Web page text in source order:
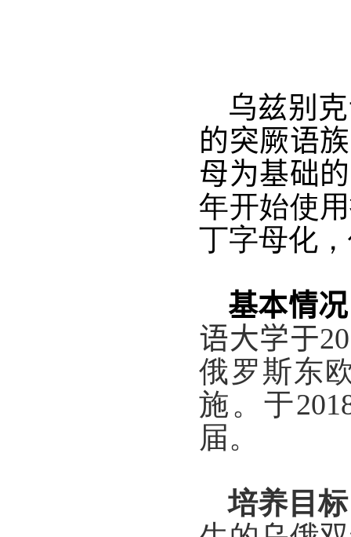
乌兹别
的突厥语族
母为基础
年开始使
丁字母化
基本情
语大学于
俄罗斯东
施。于
届。
培养目